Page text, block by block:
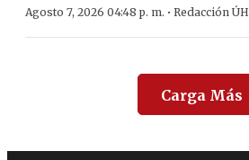
Agosto 7, 2026 04:48 p. m. · Redacción ÚH
Carga Más